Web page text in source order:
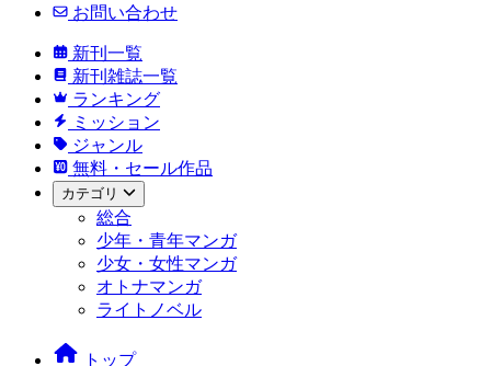
お問い合わせ
新刊一覧
新刊雑誌一覧
ランキング
ミッション
ジャンル
無料・セール作品
カテゴリ
総合
少年・青年マンガ
少女・女性マンガ
オトナマンガ
ライトノベル
トップ